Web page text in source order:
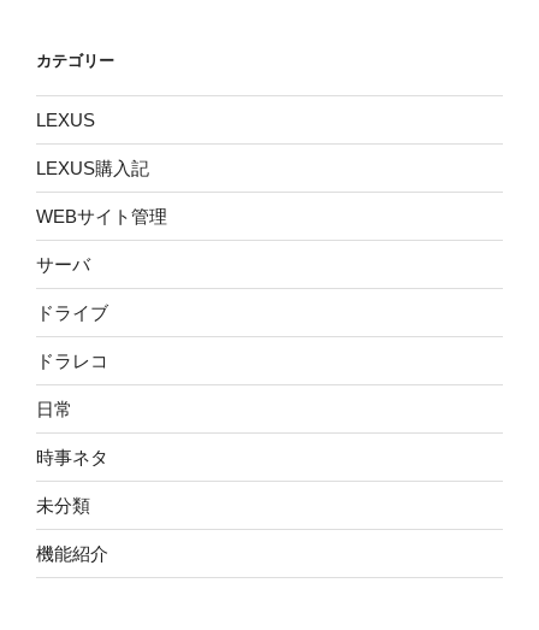
カテゴリー
LEXUS
LEXUS購入記
WEBサイト管理
サーバ
ドライブ
ドラレコ
日常
時事ネタ
未分類
機能紹介